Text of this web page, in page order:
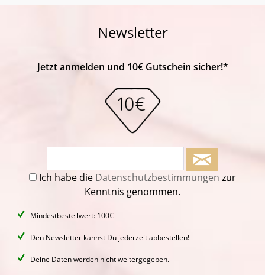
Newsletter
Jetzt anmelden und 10€ Gutschein sicher!*
Ich habe die Datenschutzbestimmungen zur
Kenntnis genommen.
Mindestbestellwert: 100€
Den Newsletter kannst Du jederzeit abbestellen!
Deine Daten werden nicht weitergegeben.